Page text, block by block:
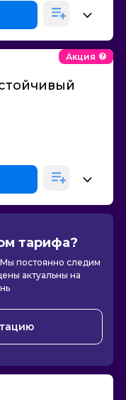
Акция
тарифа?
постоянно следим
актуальны на